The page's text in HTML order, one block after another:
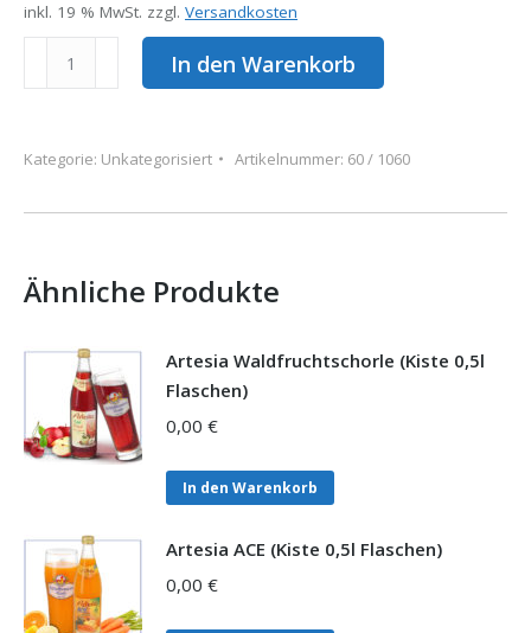
inkl. 19 % MwSt. zzgl. Versandkosten
(Kiste
In den Warenkorb
Kategorie: Unkategorisiert Artikelnummer: 60 / 1060
Ähnliche Produkte
Artesia Waldfruchtschorle (Kiste 0,5l
Flaschen)
0,00 €
In den Warenkorb
Artesia ACE (Kiste 0,5l Flaschen)
0,00 €